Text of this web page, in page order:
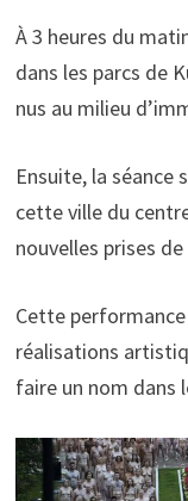
À 3 heures du
dans les parcs de
nus au milieu
Ensuite, la séance
cette ville du
nouvelles prises de
Cette performance
réalisations
faire un nom dans